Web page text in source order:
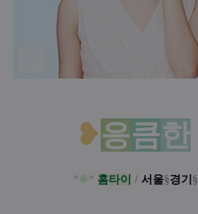
❥응큼한
*❊* 홈타이 / 서울§경기 §